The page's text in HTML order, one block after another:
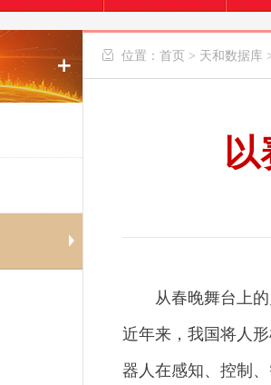
 位置： 首页 > 天和数据库
以
从春晚舞台上
近年来，我国将人
器人在感知、控制